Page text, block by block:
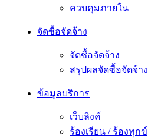
ควบคุมภายใน
จัดซื้อจัดจ้าง
จัดซื้อจัดจ้าง
สรุปผลจัดซื้อจัดจ้าง
ข้อมูลบริการ
เว็บลิงค์
ร้องเรียน / ร้องทุกข์